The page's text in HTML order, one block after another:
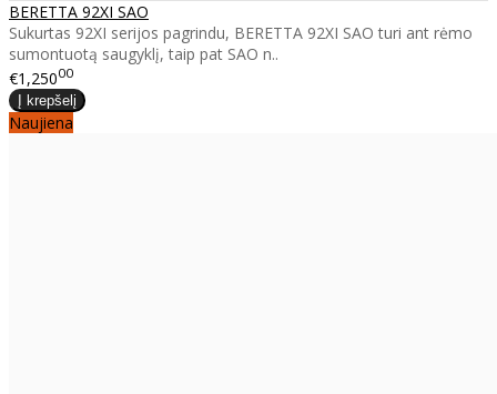
BERETTA 92XI SAO
Sukurtas 92XI serijos pagrindu, BERETTA 92XI SAO turi ant rėmo
sumontuotą saugyklį, taip pat SAO n..
€1,25000
Naujiena